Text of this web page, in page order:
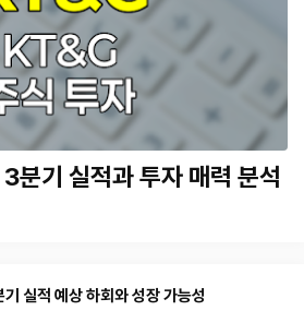
기 실적과 투자 매력 분석
실적 예상 하회와 성장 가능성